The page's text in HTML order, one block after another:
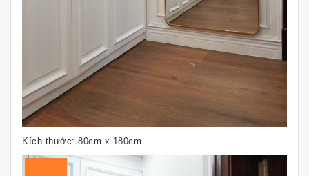
Kích thước: 80cm x 180cm